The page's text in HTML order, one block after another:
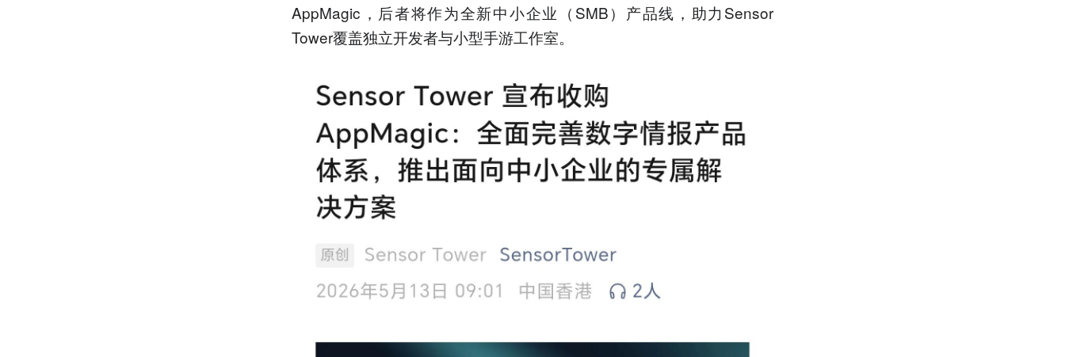
AppMagic，后者将作为全新中小企业（SMB）产品线，助力Sensor
Tower覆盖独立开发者与小型手游工作室。